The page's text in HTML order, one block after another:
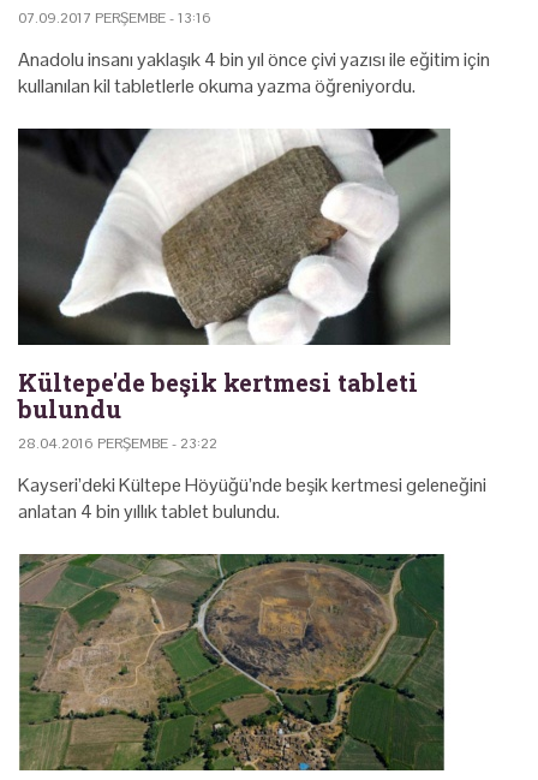
07.09.2017 PERŞEMBE - 13:16
Anadolu insanı yaklaşık 4 bin yıl önce çivi yazısı ile eğitim için
kullanılan kil tabletlerle okuma yazma öğreniyordu.
Kültepe'de beşik kertmesi tableti
bulundu
28.04.2016 PERŞEMBE - 23:22
Kayseri’deki Kültepe Höyüğü’nde beşik kertmesi geleneğini
anlatan 4 bin yıllık tablet bulundu.